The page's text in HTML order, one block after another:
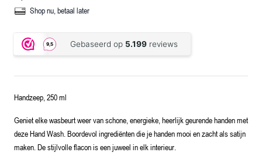
Shop nu, betaal later
Handzeep, 250 ml
Geniet elke wasbeurt weer van schone, energieke, heerlijk geurende handen met
deze Hand Wash. Boordevol ingrediënten die je handen mooi en zacht als satijn
maken. De stijlvolle flacon is een juweel in elk interieur.